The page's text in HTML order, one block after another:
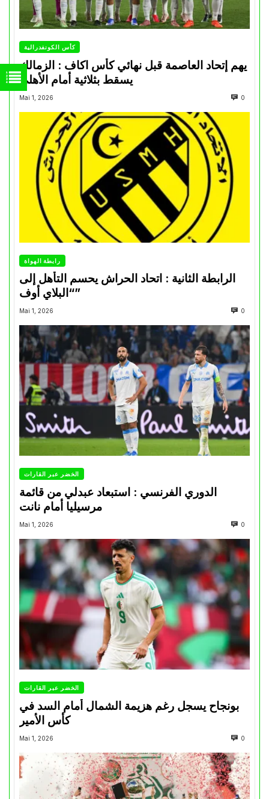
كأس الكونفدرالية
يهم إتحاد العاصمة قبل نهائي كأس اكاف : الزمالك
Mai 1, 2026 0
رابطة الهواة
الرابطة الثانية : اتحاد الحراش يحسم التأهل إلى
“البلاي أوف”
Mai 1, 2026 0
الخضر عبر القارات
الدوري الفرنسي : استبعاد عبدلي من قائمة
مرسيليا أمام نانت
Mai 1, 2026 0
الخضر عبر القارات
بونجاح يسجل رغم هزيمة الشمال أمام السد في
كأس الأمير
Mai 1, 2026 0